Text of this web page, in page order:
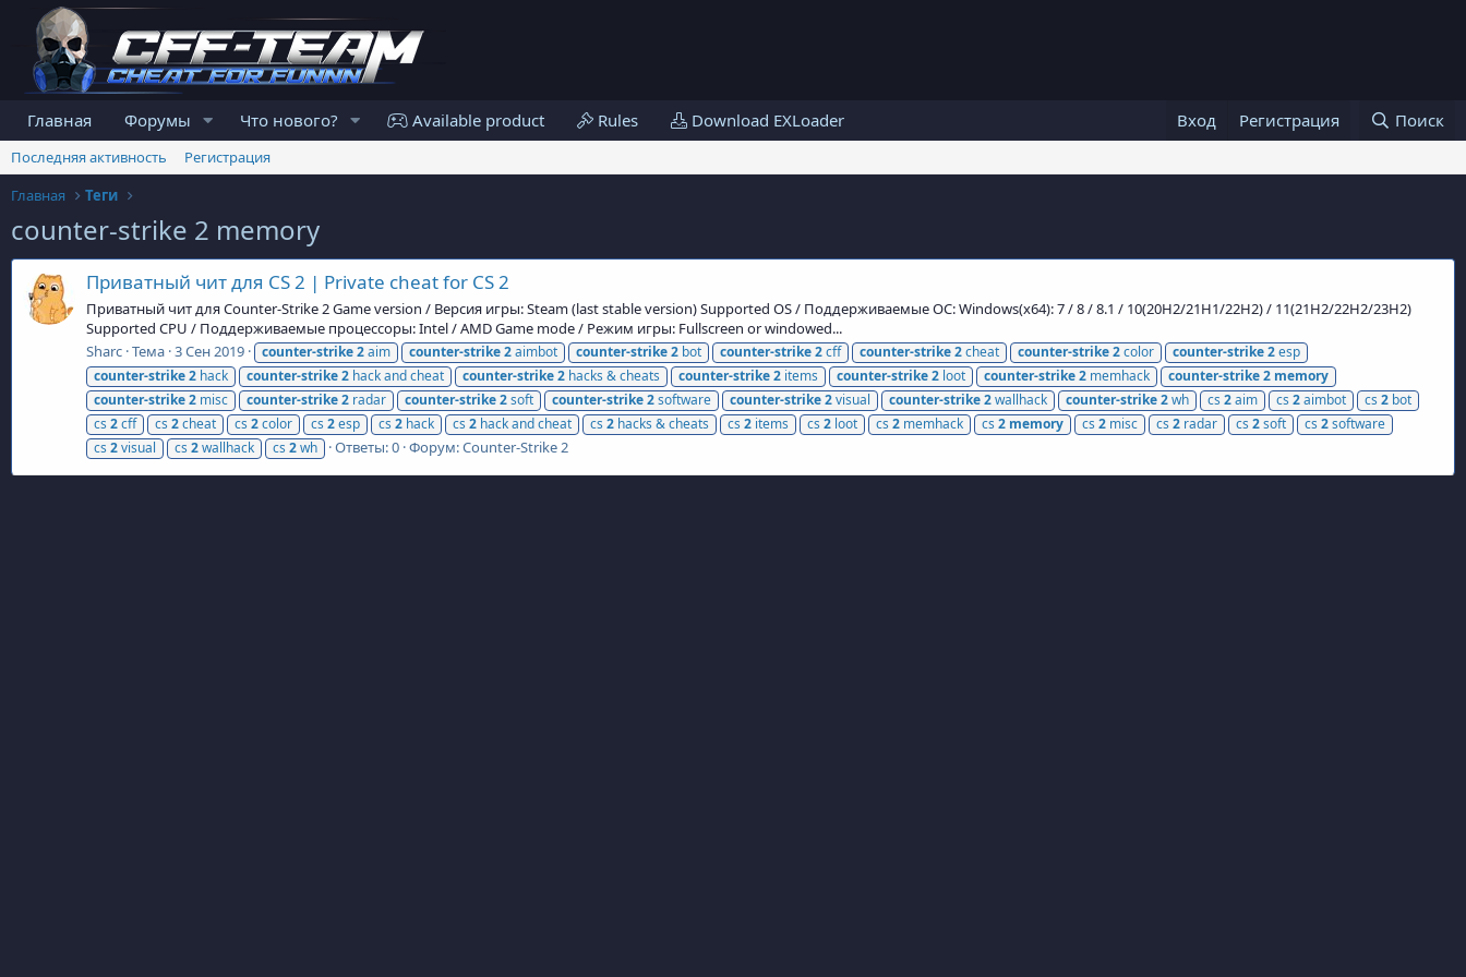
Главная Форумы Что нового? Available product Rules Download EXLoader Вход Регистрация Поиск
Последняя активность
Регистрация
Главная
Теги
counter-strike 2 memory
Приватный чит для CS 2 | Private cheat for CS 2
Приватный чит для Counter-Strike 2 Game version / Версия игры: Steam (last stable version) Supported OS / Поддерживаемые ОС: Windows(x64): 7 / 8 / 8.1 / 10(20H2/21H1/22H2) / 11(21H2/22H2/23H2)
Supported CPU / Поддерживаемые процессоры: Intel / AMD Game mode / Режим игры: Fullscreen or windowed...
Sharc Тема 3 Сен 2019 counter-strike2aim counter-strike2aimbot counter-strike2 bot counter-strike2cff counter-strike2cheat counter-strike2color counter-strike2esp
counter-strike2 hack counter-strike2 hack and cheat counter-strike2 hacks & cheats counter-strike2 items counter-strike2 loot counter-strike2 memhack counter-strike2 memory
counter-strike2 misc counter-strike2 radar counter-strike2soft counter-strike2software counter-strike2visual counter-strike2wallhack counter-strike2wh cs 2aim cs 2aimbot cs 2 bot
cs 2cff cs 2cheat cs 2color cs 2esp cs 2 hack cs 2 hack and cheat cs 2 hacks & cheats cs 2 items cs 2 loot cs 2 memhack cs 2 memory cs 2 misc cs 2 radar cs 2soft cs 2software
cs 2visual cs 2wallhack cs 2wh Ответы: 0 Форум:Counter-Strike 2